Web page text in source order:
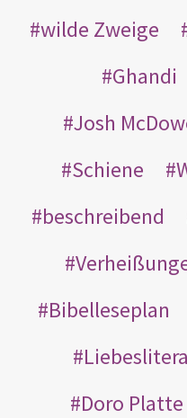
wilde Zweige
Ghandi
Josh
Schiene
beschreibend
Bibelleseplan
Doro Platte